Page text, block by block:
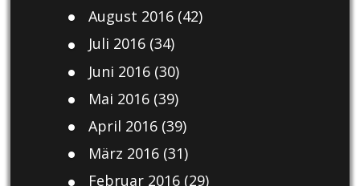
August 2016(42)
Juli 2016(34)
Juni 2016(30)
Mai 2016(39)
April 2016(39)
März 2016(31)
Februar 2016(29)